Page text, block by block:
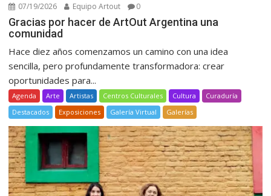
07/19/2026 Equipo Artout 0
Gracias por hacer de ArtOut Argentina una
comunidad
Hace diez años comenzamos un camino con una idea
sencilla, pero profundamente transformadora: crear
oportunidades para...
Agenda Arte Artistas Centros Culturales Cultura
Curaduría
Destacados
Exposiciones Galería Virtual Galerías